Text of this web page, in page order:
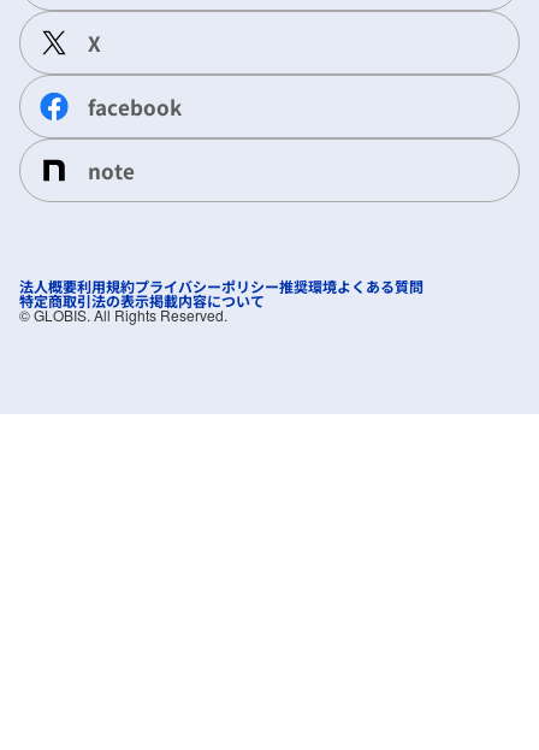
X
facebook
note
法人概要利用規約プライバシーポリシー推奨環境よくある質問
特定商取引法の表示掲載内容について
©︎ GLOBIS. All Rights Reserved.